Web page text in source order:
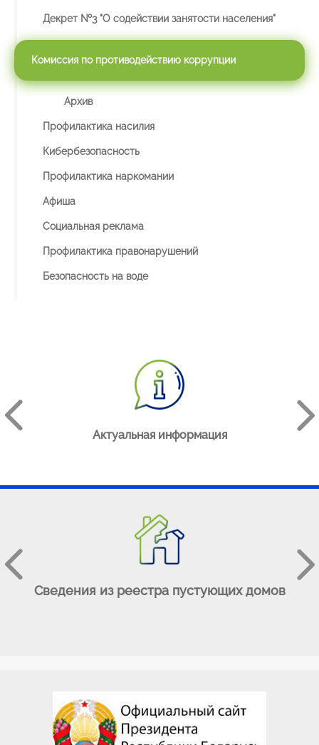
Декрет №3 "О содействии занятости населения"
Комиссия по противодействию коррупции
Архив
Профилактика насилия
Кибербезопасность
Профилактика наркомании
Афиша
Социальная реклама
Профилактика правонарушений
Безопасность на воде
Актуальная информация
Сведения из реестра пустующих домов